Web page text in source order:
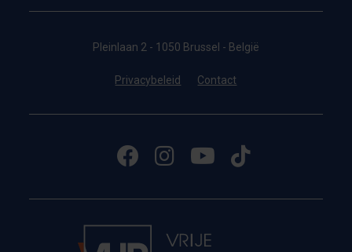
Pleinlaan 2 - 1050 Brussel - België
Privacybeleid Contact